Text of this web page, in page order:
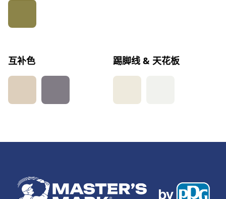
互补色 踢脚线 & 天花板